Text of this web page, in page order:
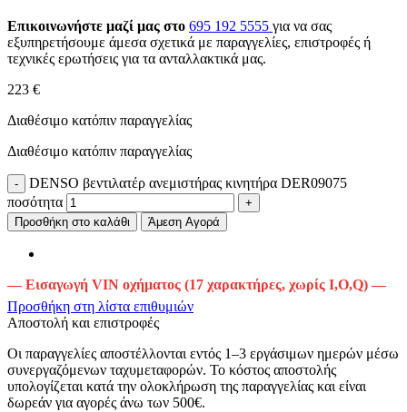
Επικοινωνήστε μαζί μας στο 695 192 5555 για να σας
εξυπηρετήσουμε άμεσα σχετικά με παραγγελίες, επιστροφές ή
τεχνικές ερωτήσεις για τα ανταλλακτικά μας.
223 €
Διαθέσιμο κατόπιν παραγγελίας
Διαθέσιμο κατόπιν παραγγελίας
DENSO βεντιλατέρ ανεμιστήρας κινητήρα DER09075
ποσότητα
Προσθήκη στο καλάθι Άμεση Αγορά
— Εισαγωγή VIN οχήματος (17 χαρακτήρες, χωρίς I,O,Q) —
Προσθήκη στη λίστα επιθυμιών
Αποστολή και επιστροφές
Οι παραγγελίες αποστέλλονται εντός 1–3 εργάσιμων ημερών μέσω
συνεργαζόμενων ταχυμεταφορών. Το κόστος αποστολής
υπολογίζεται κατά την ολοκλήρωση της παραγγελίας και είναι
δωρεάν για αγορές άνω των 500€.